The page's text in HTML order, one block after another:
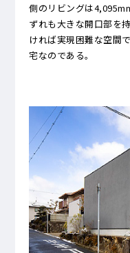
側のリビングは
ずれも大きな開口部を
ければ実現困難な空間
宅なのである。